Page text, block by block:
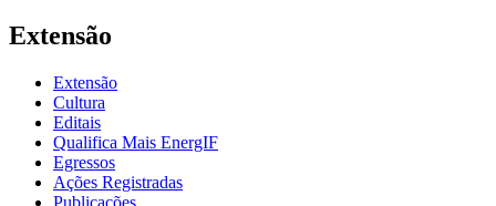
Extensão
Extensão
Cultura
Editais
Qualifica Mais EnergIF
Egressos
Ações Registradas
Publicações